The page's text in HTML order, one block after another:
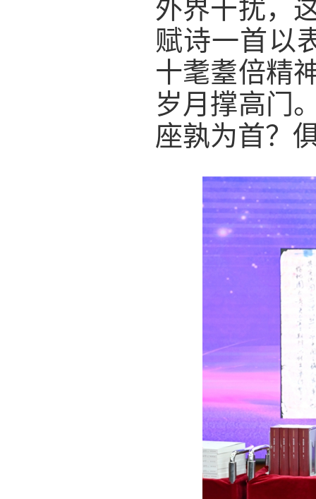
外界干扰，
赋诗一首以
十耄耋倍精
岁月撑高门
座孰为首？